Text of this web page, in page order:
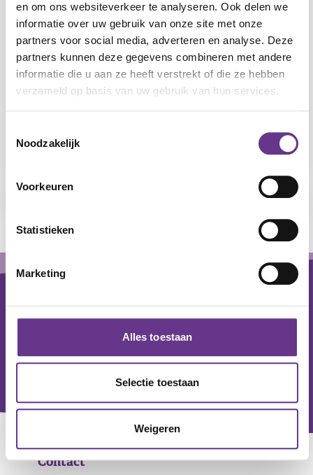
en om ons websiteverkeer te analyseren. Ook delen we
informatie over uw gebruik van onze site met onze
partners voor social media, adverteren en analyse. Deze
partners kunnen deze gegevens combineren met andere
informatie die u aan ze heeft verstrekt of die ze hebben
verzameld op basis van uw gebruik van hun services.
Noodzakelijk
Voorkeuren
Statistieken
Marketing
Alles toestaan
Selectie toestaan
Weigeren
Open dag op diverse locaties in
regio West
Datum
Categoriën
Footer
Contact